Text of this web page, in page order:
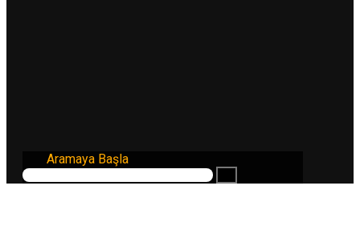
Aramaya Başla